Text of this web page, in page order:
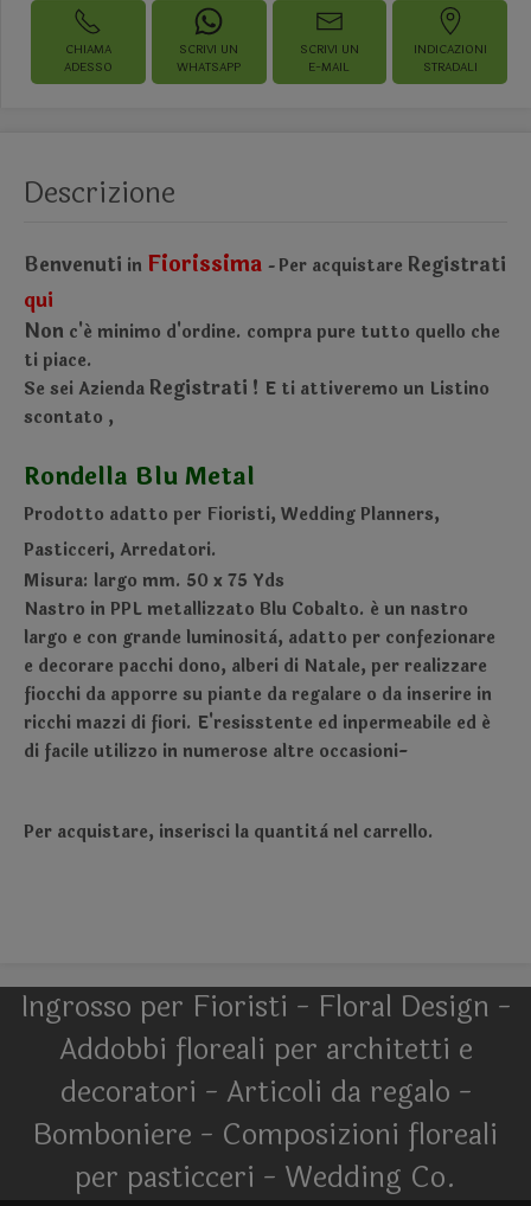
CHIAMA
ADESSO
SCRIVI UN
WHATSAPP
SCRIVI UN
E-MAIL
INDICAZIONI
STRADALI
Descrizione
Benvenuti in Fiorissima - Per acquistare Registrati
qui
Non c'é minimo d'ordine. compra pure tutto quello che
ti piace.
Se sei Azienda Registrati ! E ti attiveremo un Listino
scontato ,
Rondella Blu Metal
Prodotto adatto per Fioristi, Wedding Planners,
Pasticceri, Arredatori.
Misura: largo mm. 50 x 75 Yds
Nastro in PPL metallizzato Blu Cobalto. é un nastro
largo e con grande luminosità, adatto per confezionare
e decorare pacchi dono, alberi di Natale, per realizzare
fiocchi da apporre su piante da regalare o da inserire in
ricchi mazzi di fiori. E'resisstente ed inpermeabile ed é
di facile utilizzo in numerose altre occasioni-
Per acquistare, inserisci la quantità nel carrello.
Ingrosso per Fioristi - Floral Design -
Addobbi floreali per architetti e
decoratori - Articoli da regalo -
Bomboniere - Composizioni floreali
per pasticceri - Wedding Co.